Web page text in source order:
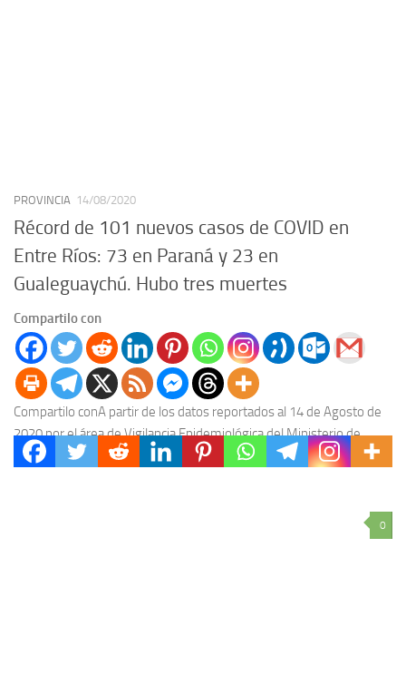
PROVINCIA 14/08/2020
Récord de 101 nuevos casos de COVID en
Entre Ríos: 73 en Paraná y 23 en
Gualeguaychú. Hubo tres muertes
Compartilo con
Compartilo conA partir de los datos reportados al 14 de Agosto de
2020 por el área de Vigilancia Epidemiológica del Ministerio de
Salud, en Entre...
0